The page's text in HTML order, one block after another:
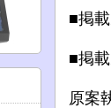
■掲載
■掲載
原案